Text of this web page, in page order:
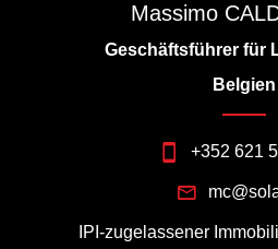
Massimo
Geschäftsführer für
Belgien
+352 621
IPI-zugelassener